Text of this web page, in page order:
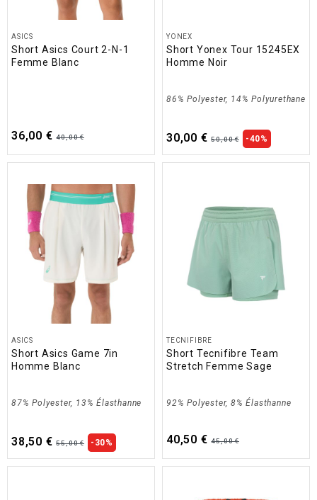
ASICS
Short Asics Court 2-N-1
Femme Blanc
36,00 € 40,00 €
YONEX
Short Yonex Tour 15245EX
Homme Noir
86% Polyester, 14% Polyurethane
30,00 € 50,00 € -40%
ASICS
Short Asics Game 7in
Homme Blanc
87% Polyester, 13% Élasthanne
38,50 € 55,00 € -30%
TECNIFIBRE
Short Tecnifibre Team
Stretch Femme Sage
92% Polyester, 8% Élasthanne
40,50 € 45,00 €